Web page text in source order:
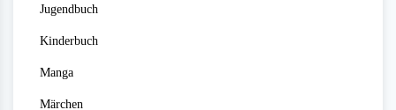
Jugendbuch
Kinderbuch
Manga
Märchen